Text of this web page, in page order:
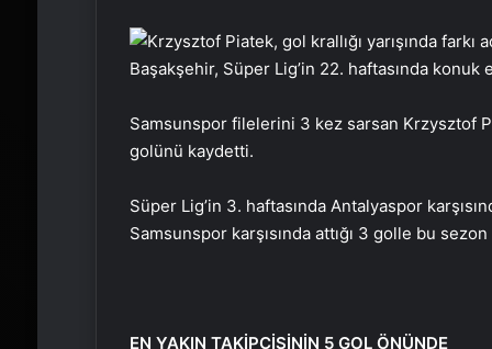
Başakşehir, Süper Lig’in 22. haftasında
Samsunspor filelerini 3 kez sarsan Krzysztof
golünü kaydetti.
Süper Lig’in 3. haftasında Antalyaspor
Samsunspor karşısında attığı 3 golle bu
EN YAKIN TAKİPÇİSİNİN 5 GOL ÖNÜNDE